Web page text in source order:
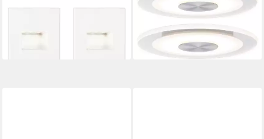
-40%
gedreht/Satin, LED
ab 82,94 €
lieferbar - in 2-3 Werktagen bei dir